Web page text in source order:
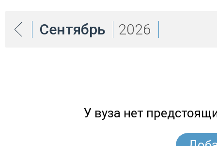
Сентябрь 2026
У вуза нет